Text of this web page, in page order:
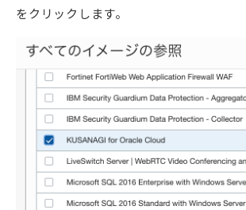
をクリックします。